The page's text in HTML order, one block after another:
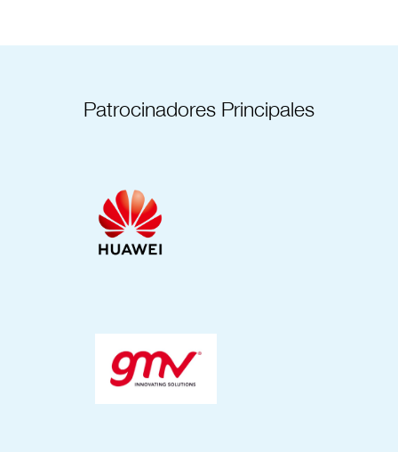
Patrocinadores Principales